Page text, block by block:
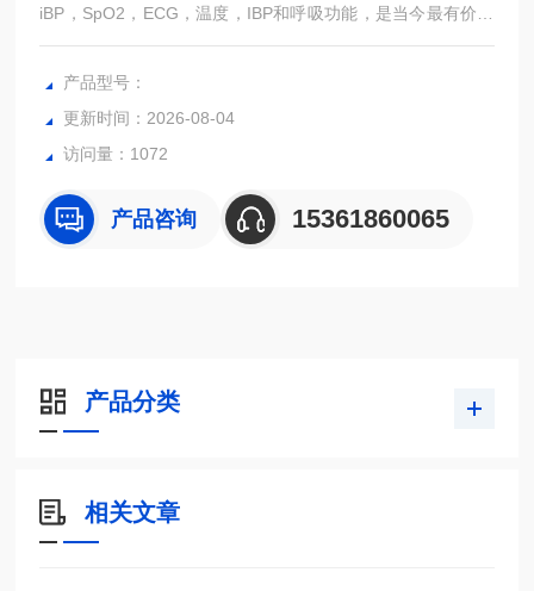
iBP，SpO2，ECG，温度，IBP和呼吸功能，是当今最有价值
的工具之一。在SPO2和NIBP仿真中利用新的先进技术，减少
错误并最大限度地缩短测试时间。制造商特定的模拟曲线可以
产品型号：
更新时间：2026-08-04
访问量：1072
产品咨询 15361860065
产品分类
相关文章